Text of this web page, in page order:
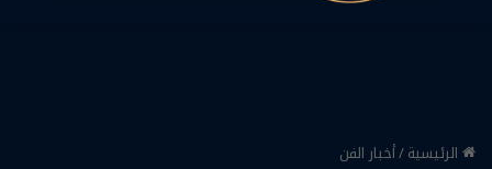
الرئيسية/أخبار الفن